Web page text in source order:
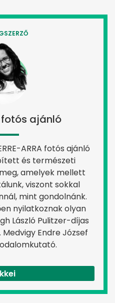
fotós ajánló
ARRA fotós ajánló
és természeti
amelyek mellett
viszont sokkal
mint gondolnánk.
nyilatkoznak olyan
László Pulitzer-díjas
Endre József